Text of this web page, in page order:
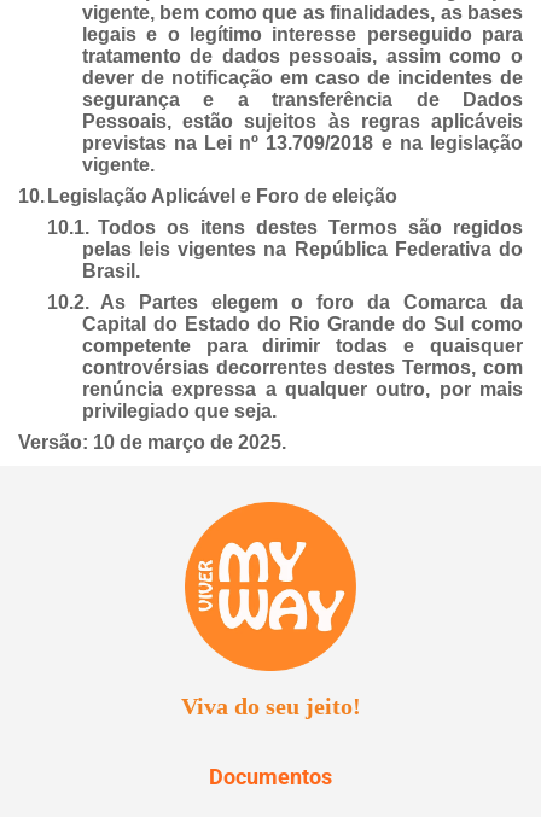
vigente, bem como que as finalidades, as bases
legais e o legítimo interesse perseguido para
tratamento de dados pessoais, assim como o
dever de notificação em caso de incidentes de
segurança e a transferência de Dados
Pessoais, estão sujeitos às regras aplicáveis
previstas na Lei nº 13.709/2018 e na legislação
vigente.
10. Legislação Aplicável e Foro de eleição
10.1. Todos os itens destes Termos são regidos
pelas leis vigentes na República Federativa do
Brasil.
10.2. As Partes elegem o foro da Comarca da
Capital do Estado do Rio Grande do Sul como
competente para dirimir todas e quaisquer
controvérsias decorrentes destes Termos, com
renúncia expressa a qualquer outro, por mais
privilegiado que seja.
Versão: 10 de março de 2025.
Viva do seu jeito!
Documentos